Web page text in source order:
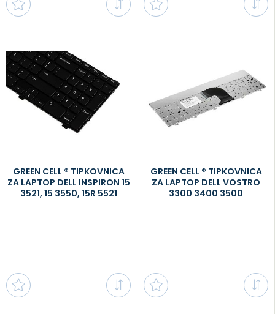
GREEN CELL ® TIPKOVNICA
ZA LAPTOP DELL INSPIRON 15
3521, 15 3550, 15R 5521
GREEN CELL ® TIPKOVNICA
ZA LAPTOP DELL VOSTRO
3300 3400 3500